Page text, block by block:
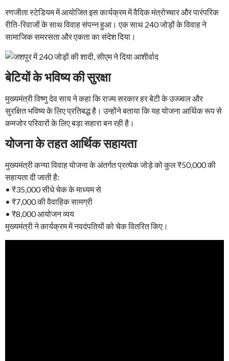
रणजीता स्टेडियम में आयोजित इस कार्यक्रम में वैदिक मंत्रोच्चार और पारंपरिक
रीति-रिवाजों के साथ विवाह संपन्न हुआ। एक साथ 240 जोड़ों के विवाह ने
सामाजिक समरसता और एकता का संदेश दिया।
बेटियों के भविष्य की सुरक्षा
मुख्यमंत्री विष्णु देव साय ने कहा कि राज्य सरकार हर बेटी के उज्ज्वल और
सुरक्षित भविष्य के लिए प्रतिबद्ध है। उन्होंने बताया कि यह योजना आर्थिक रूप से
कमजोर परिवारों के लिए बड़ा सहारा बन रही है।
योजना के तहत आर्थिक सहायता
मुख्यमंत्री कन्या विवाह योजना के अंतर्गत प्रत्येक जोड़े को कुल ₹50,000 की
सहायता दी जाती है:
• ₹35,000 सीधे चेक के माध्यम से
• ₹7,000 की वैवाहिक सामग्री
• ₹8,000 आयोजन व्यय
मुख्यमंत्री ने कार्यक्रम में नवदंपतियों को चेक वितरित किए।